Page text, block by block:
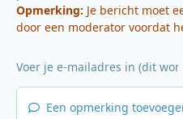
Opmerking: Je bericht moet
door een moderator voordat
Een opmerking